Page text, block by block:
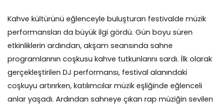
Kahve kültürünü eğlenceyle buluşturan festivalde müzik
performansları da büyük ilgi gördü. Gün boyu süren
etkinliklerin ardından, akşam seansında sahne
programlarının coşkusu kahve tutkunlarını sardı. İlk olarak
gerçekleştirilen DJ performansı, festival alanındaki
coşkuyu artırırken, katılımcılar müzik eşliğinde eğlenceli
anlar yaşadı. Ardından sahneye çıkan rap müziğin sevilen